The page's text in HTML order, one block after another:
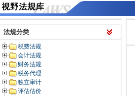
法规分类
税费法规
会计法规
财务法规
税务代理
独立审计
评估估价